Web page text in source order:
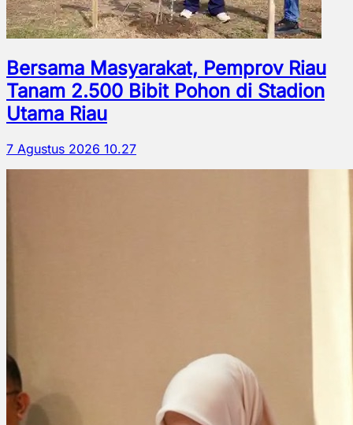
Bersama Masyarakat, Pemprov Riau
Tanam 2.500 Bibit Pohon di Stadion
Utama Riau
7 Agustus 2026 10.27